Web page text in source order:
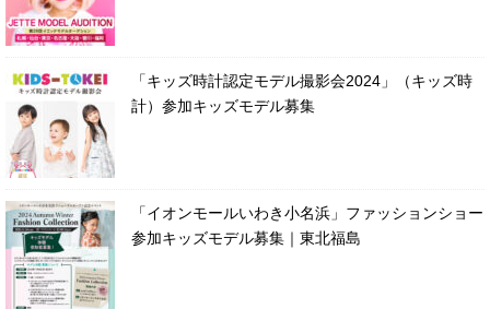
「キッズ時計認定モデル撮影会2024」（キッズ時
計）参加キッズモデル募集
「イオンモールいわき小名浜」ファッションショー
参加キッズモデル募集｜東北福島